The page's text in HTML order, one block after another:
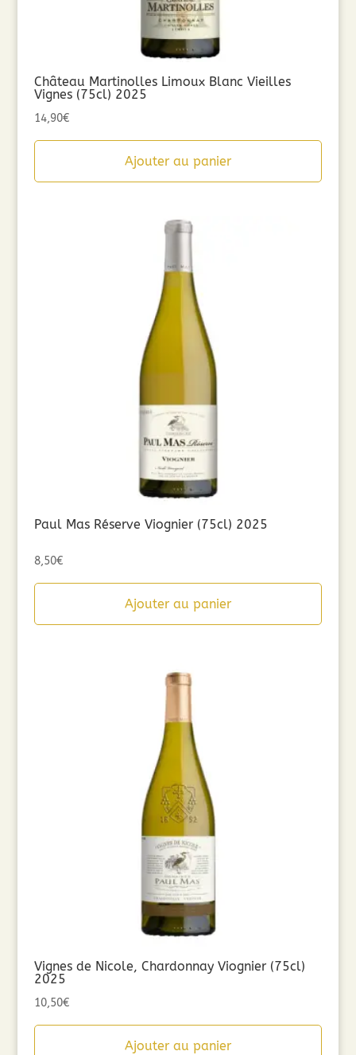
Château Martinolles Limoux Blanc Vieilles
Vignes (75cl) 2025
14,90€
Ajouter au panier
Paul Mas Réserve Viognier (75cl) 2025
8,50€
Ajouter au panier
Vignes de Nicole, Chardonnay Viognier (75cl)
2025
10,50€
Ajouter au panier